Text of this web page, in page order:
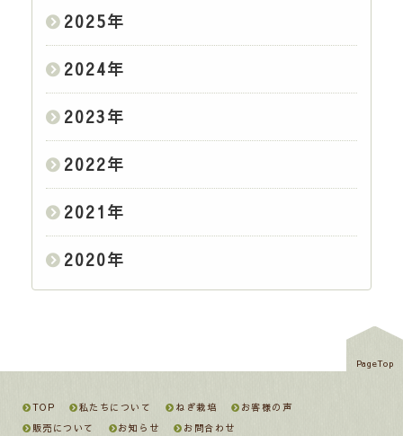
2025年
2024年
2023年
2022年
2021 年
2020年
PageTop
TOP 私たちについて ねぎ栽培
お客様の声
販売について
お知らせ お問合わせ